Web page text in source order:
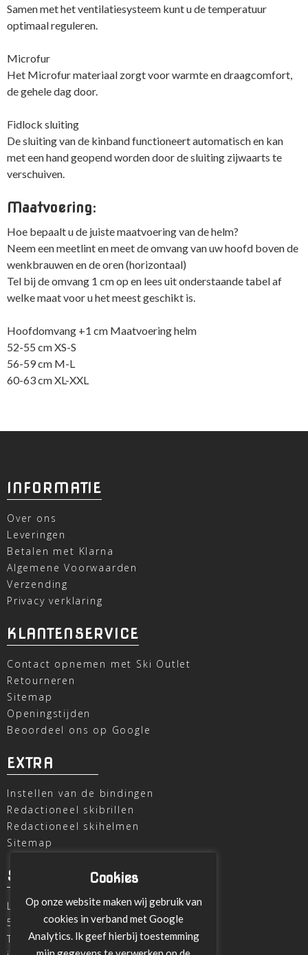
Samen met het ventilatiesysteem kunt u de temperatuur
optimaal reguleren.
Microfur
Het Microfur materiaal zorgt voor warmte en draagcomfort,
de gehele dag door.
Fidlock sluiting
De sluiting van de kinband functioneert automatisch en kan
met een hand geopend worden door de sluiting zijwaarts te
verschuiven.
Maatvoering:
Hoe bepaalt u de juiste maatvoering van de helm?
Neem een meetlint en meet de omvang van uw hoofd boven de
wenkbrauwen en de oren (horizontaal)
Tel bij de omvang 1 cm op en lees uit onderstaande tabel af
welke maat voor u het meest geschikt is.
Hoofdomvang +1 cm Maatvoering helm
52-55 cm XS-S
56-59 cm M-L
60-63 cm XL-XXL
INFORMATIE
Over ons
Leveringen
Betalen met Klarna
Algemene Voorwaarden
Verzending
Privacy verklaring
KLANTENSERVICE
Contact opnemen met Ski Outlet
Retourneren
Sitemap
Openingstijden
Beoordeel ons op Google
EXTRA
Instellen van de bindingen
Redactioneel skibrillen
Redactioneel skihelmen
Sitemap
SKI OUTLET
Laagheidehof 8
5804 XC Venray
T
+31 478 515696
Cookies
Op onze website maken wij gebruik van
cookies in verband met Google
Analytics. Ik geef hierbij toestemming